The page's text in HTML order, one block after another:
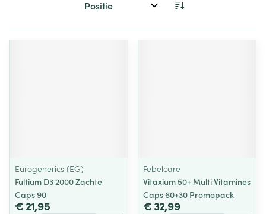
Sorteer op:
Eurogenerics (EG)
Fultium D3 2000 Zachte
Caps 90
€ 21,95
Febelcare
Vitaxium 50+ Multi Vitamines
Caps 60+30 Promopack
€ 32,99